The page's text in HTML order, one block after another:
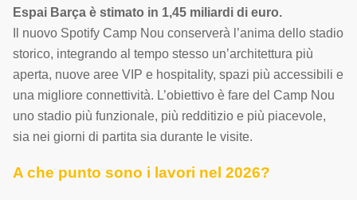
Espai Barça è stimato in 1,45 miliardi di euro.
Il nuovo Spotify Camp Nou conserverà l’anima dello stadio
storico, integrando al tempo stesso un’architettura più
aperta, nuove aree VIP e hospitality, spazi più accessibili e
una migliore connettività. L’obiettivo è fare del Camp Nou
uno stadio più funzionale, più redditizio e più piacevole,
sia nei giorni di partita sia durante le visite.
A che punto sono i lavori nel 2026?